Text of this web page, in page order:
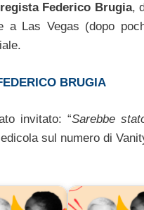
Federico Brugia,
Las Vegas (dopo
BRUGIA
invitato: “Sarebbe
sul numero di